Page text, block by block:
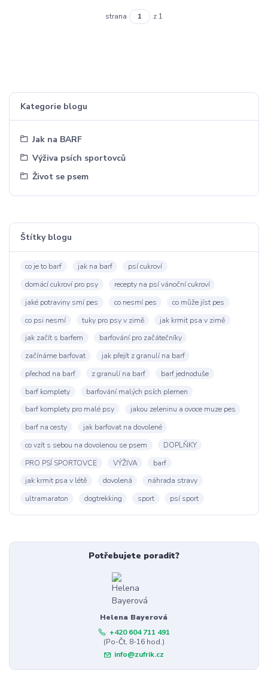
Kategorie blogu
Jak na BARF
Výživa psích sportovců
Život se psem
Štítky blogu
co je to barf jak na barf
psí cukroví
domácí cukroví pro psy
recepty na psí vánoční cukroví
jaké potraviny smí pes
co nesmí pes
co může jíst pes
co psi nesmí
tuky pro psy v zimě
jak krmit psa v zimě
jak začít s barfem
barfování pro začátečníky
začínáme barfovat
jak přejít z granulí na barf
přechod na barf
z granulí na barf
barf jednoduše
barf komplety
barfování malých psích plemen
barf komplety pro malé psy
jakou zeleninu a ovoce muze pes
barf na cesty
jak barfovat na dovolené
co vzít s sebou na dovolenou se psem
DOPLŇKY
PRO PSÍ SPORTOVCE
VÝŽIVA
barf
jak krmit psa v létě
dovolená
náhrada stravy
ultramaraton
dogtrekking sport psí sport
Potřebujete poradit?
Helena Bayerová
+420 604 711 491
(Po-Čt, 8-16 hod.)
info@zufrik.cz
strana z 1